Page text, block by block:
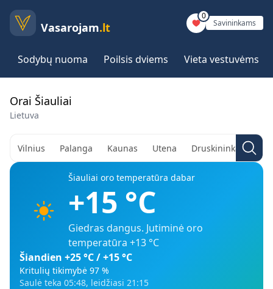
Vasarojam.lt
0
Savininkams
Sodybų nuoma Poilsis dviems Vieta vestuvėms
Orai Šiauliai
Lietuva
Vilnius Palanga Kaunas Utena Druskininkai
Šiauliai oro temperatūra dabar
+15 °C
Giedras dangus. Jutiminė oro
temperatūra +13 °C
Šiandien +25°C /+15°C
Kritulių tikimybė 97 %
Saulė teka 05:48, leidžiasi 21:15